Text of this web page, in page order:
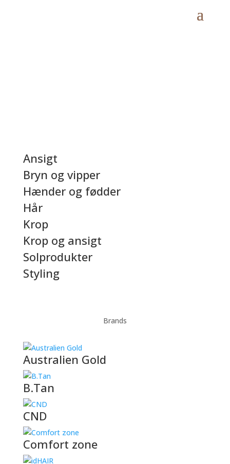
Ansigt
Bryn og vipper
Hænder og fødder
Hår
Krop
Krop og ansigt
Solprodukter
Styling
Brands
Australien Gold
B.Tan
CND
Comfort zone